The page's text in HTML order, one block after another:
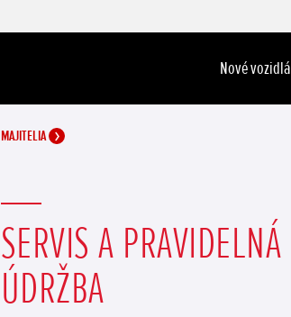
Nové vozidlá
MAJITELIA
SERVIS A PRAVIDELNÁ
ÚDRŽBA